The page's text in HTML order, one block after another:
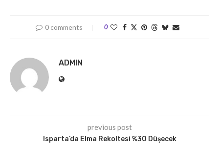
0 comments 0
ADMIN
previous post
Isparta’da Elma Rekoltesi %30 Düşecek